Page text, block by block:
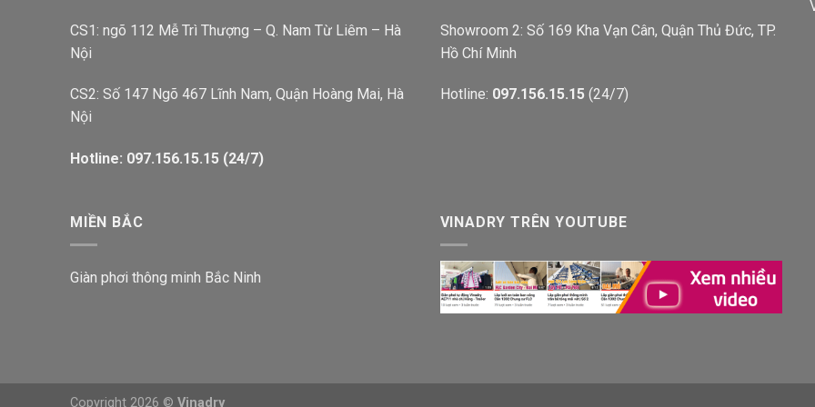
CS1: ngõ 112 Mễ Trì Thượng – Q. Nam Từ Liêm – Hà
Nội
CS2: Số 147 Ngõ 467 Lĩnh Nam, Quận Hoàng Mai, Hà
Nội
Hotline: 097.156.15.15 (24/7)
Showroom 2: Số 169 Kha Vạn Cân, Quận Thủ Đức, TP.
Hồ Chí Minh
Hotline: 097.156.15.15 (24/7)
MIỀN BẮC
Giàn phơi thông minh Bắc Ninh
VINADRY TRÊN YOUTUBE
Copyright 2026 © Vinadry